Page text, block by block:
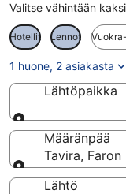
Valitse vähintään
Hotellit Lennot
1 huone, 2 asiakasta
Lähtöpaikka
Lähtöpaikka
Määränpää
Tavira,
Määränpää
Lähtö